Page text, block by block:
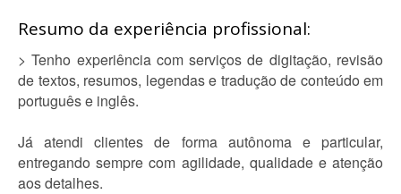
Resumo da experiência profissional:
> Tenho experiência com serviços de digitação, revisão
de textos, resumos, legendas e tradução de conteúdo em
português e inglês.
Já atendi clientes de forma autônoma e particular,
entregando sempre com agilidade, qualidade e atenção
aos detalhes.